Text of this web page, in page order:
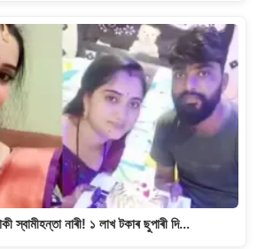
স্বামীহন্তা নাৰী! ১ লাখ টকাৰ ছুপাৰী দি…